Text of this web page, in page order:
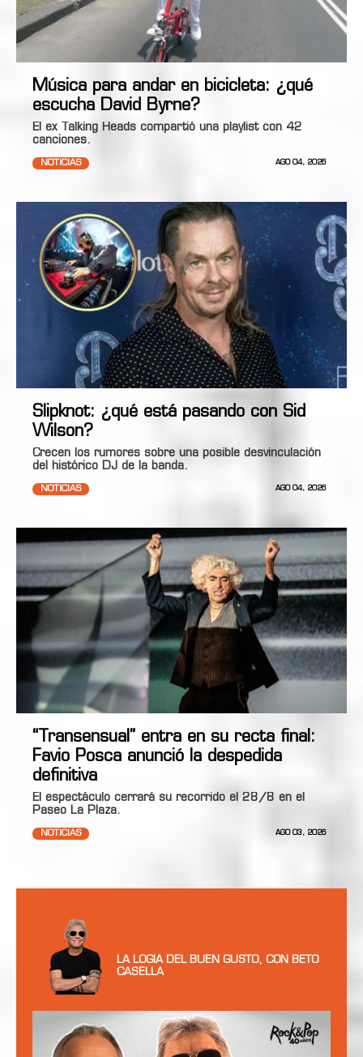
Música para andar en bicicleta: ¿qué
escucha David Byrne?
El ex Talking Heads compartió una playlist con 42
canciones.
NOTICIAS AGO 04, 2026
Slipknot: ¿qué está pasando con Sid
Wilson?
Crecen los rumores sobre una posible desvinculación
del histórico DJ de la banda.
NOTICIAS AGO 04, 2026
“Transensual” entra en su recta final:
Favio Posca anunció la despedida
definitiva
El espectáculo cerrará su recorrido el 28/8 en el
Paseo La Plaza.
NOTICIAS AGO 03, 2026
LA LOGIA DEL BUEN GUSTO, CON BETO
CASELLA